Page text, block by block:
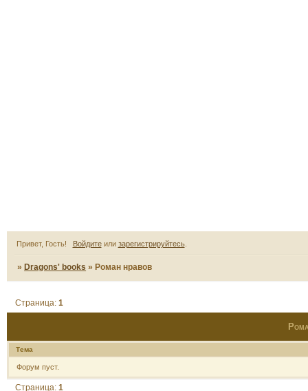
Привет, Гость! Войдитеили зарегистрируйтесь.
»Dragons' books »Роман нравов
Страница:1
Тема
Форум пуст.
Страница:1